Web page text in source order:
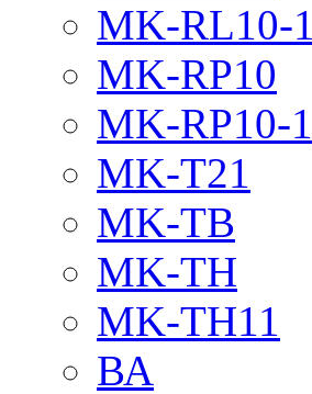
MK-RL10-1
MK-RP10
MK-RP10-1
MK-T21
MK-TB
MK-TH
MK-TH11
ВА